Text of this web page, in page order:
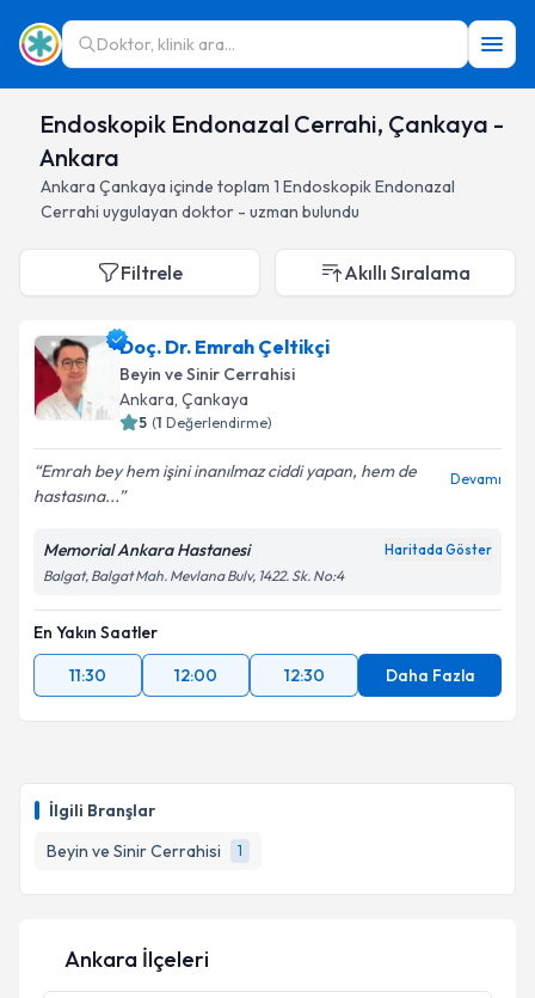
Doktor, klinik ara...
Endoskopik Endonazal Cerrahi, Çankaya -
Ankara
Ankara Çankaya içinde toplam 1 Endoskopik Endonazal
Cerrahi uygulayan doktor - uzman bulundu
İlgili Branşlar
Beyin ve Sinir Cerrahisi
1
Filtrele Akıllı Sıralama
Doç. Dr. Emrah Çeltikçi
Beyin ve Sinir Cerrahisi
Ankara, Çankaya
5 (1 Değerlendirme)
Emrah bey hem işini inanılmaz ciddi yapan, hem de
hastasına...
Devamı
Memorial Ankara Hastanesi Haritada Göster
Balgat, Balgat Mah. Mevlana Bulv, 1422. Sk. No:4
En Yakın Saatler
11:30
12:00 12:30 Daha Fazla
Ankara İlçeleri